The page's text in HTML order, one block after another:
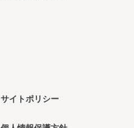
サイトポリシー